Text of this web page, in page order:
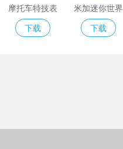
摩托车特技表
演
下载
米加迷你世界
最新版
下载